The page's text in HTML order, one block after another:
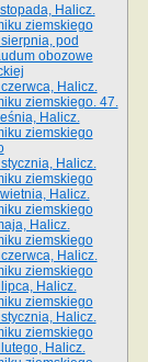
Halicz.
ziemskiego
pod
obozowe
Halicz.
ziemskiego. 47.
Halicz.
ziemskiego
Halicz.
ziemskiego
Halicz.
ziemskiego
Halicz.
ziemskiego
Halicz.
ziemskiego
Halicz.
ziemskiego
Halicz.
ziemskiego
Halicz.